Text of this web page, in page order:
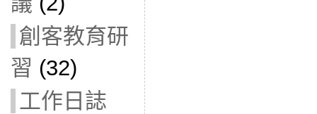
創客教育研
習 (32)
工作日誌